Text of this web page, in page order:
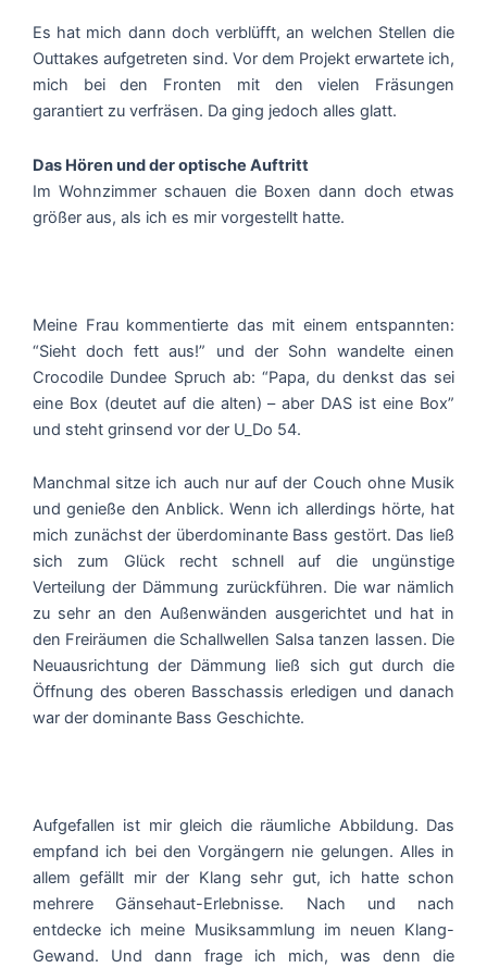
Es hat mich dann doch verblüfft, an welchen Stellen die
Outtakes aufgetreten sind. Vor dem Projekt erwartete ich,
mich bei den Fronten mit den vielen Fräsungen
garantiert zu verfräsen. Da ging jedoch alles glatt.
Das Hören und der optische Auftritt
Im Wohnzimmer schauen die Boxen dann doch etwas
größer aus, als ich es mir vorgestellt hatte.
Meine Frau kommentierte das mit einem entspannten:
“Sieht doch fett aus!” und der Sohn wandelte einen
Crocodile Dundee Spruch ab: “Papa, du denkst das sei
eine Box (deutet auf die alten) – aber DAS ist eine Box”
und steht grinsend vor der U_Do 54.
Manchmal sitze ich auch nur auf der Couch ohne Musik
und genieße den Anblick. Wenn ich allerdings hörte, hat
mich zunächst der überdominante Bass gestört. Das ließ
sich zum Glück recht schnell auf die ungünstige
Verteilung der Dämmung zurückführen. Die war nämlich
zu sehr an den Außenwänden ausgerichtet und hat in
den Freiräumen die Schallwellen Salsa tanzen lassen. Die
Neuausrichtung der Dämmung ließ sich gut durch die
Öffnung des oberen Basschassis erledigen und danach
war der dominante Bass Geschichte.
Aufgefallen ist mir gleich die räumliche Abbildung. Das
empfand ich bei den Vorgängern nie gelungen. Alles in
allem gefällt mir der Klang sehr gut, ich hatte schon
mehrere Gänsehaut-Erlebnisse. Nach und nach
entdecke ich meine Musiksammlung im neuen Klang-
Gewand. Und dann frage ich mich, was denn die